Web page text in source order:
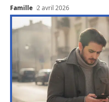
Famille 2 avril 2026